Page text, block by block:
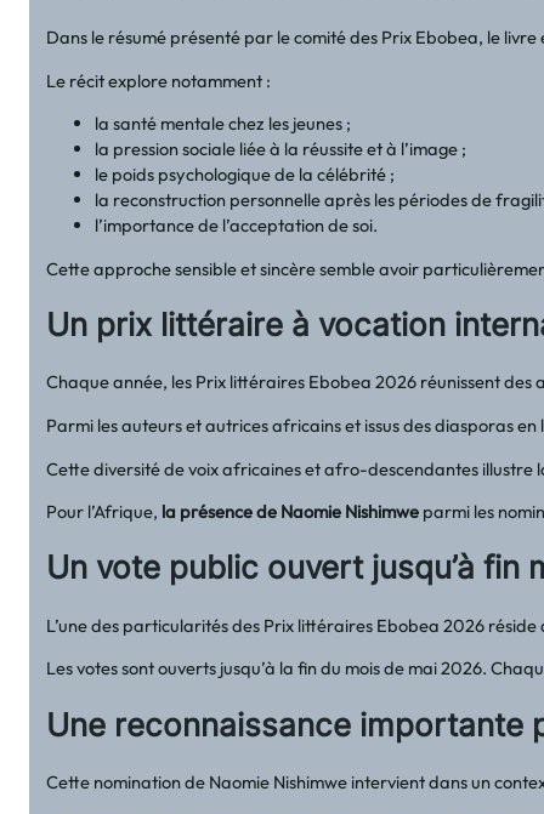
Dans le résumé présenté par le comité des Prix Ebobea, le
Le récit explore notamment :
la santé mentale chez les jeunes ;
la pression sociale liée à la réussite et à l’image ;
le poids psychologique de la célébrité ;
la reconstruction personnelle après les périodes de
l’importance de l’acceptation de soi.
Cette approche sensible et sincère semble avoir
Un prix littéraire à vocation
Chaque année, les Prix littéraires Ebobea 2026 réunissent
Parmi les auteurs et autrices africains et issus des diasporas
Cette diversité de voix africaines et afro-descendantes illustre
Pour l’Afrique, la présence de Naomie Nishimwe parmi les
Un vote public ouvert jusqu’à fin
L’une des particularités des Prix littéraires Ebobea 2026
Les votes sont ouverts jusqu’à la fin du mois de mai 2026.
Une reconnaissance importante
Cette nomination de Naomie Nishimwe intervient dans un